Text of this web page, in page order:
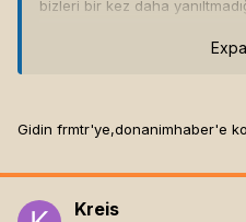
bizleri bir kez daha
Gidin frmtr'ye,donanimhaber'e
Kreis